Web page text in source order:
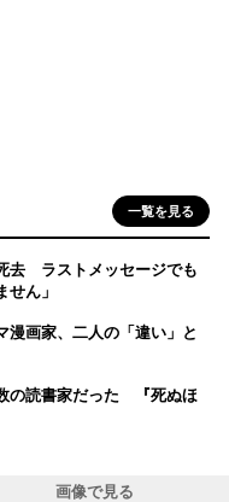
一覧を見る
去 ラストメッセージでも
ん」
画家、二人の「違い」と
の読書家だった 『死ぬほ
画像で見る